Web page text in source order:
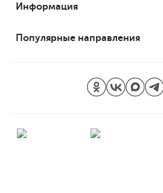
Информация
Популярные направления